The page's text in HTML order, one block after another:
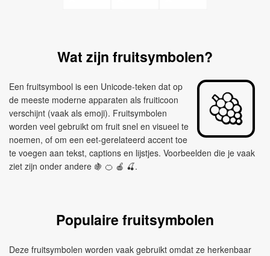
Wat zijn fruitsymbolen?
Een fruitsymbool is een Unicode-teken dat op
de meeste moderne apparaten als fruiticoon
verschijnt (vaak als emoji). Fruitsymbolen
worden veel gebruikt om fruit snel en visueel te
noemen, of om een eet-gerelateerd accent toe
te voegen aan tekst, captions en lijstjes. Voorbeelden die je vaak
ziet zijn onder andere 🍇 🍊 🍎 🍒.
Populaire fruitsymbolen
Deze fruitsymbolen worden vaak gebruikt omdat ze herkenbaar